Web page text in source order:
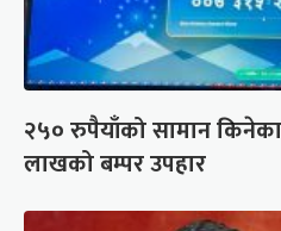
२५० रुपैयाँको सामान
लाखको बम्पर उपहार